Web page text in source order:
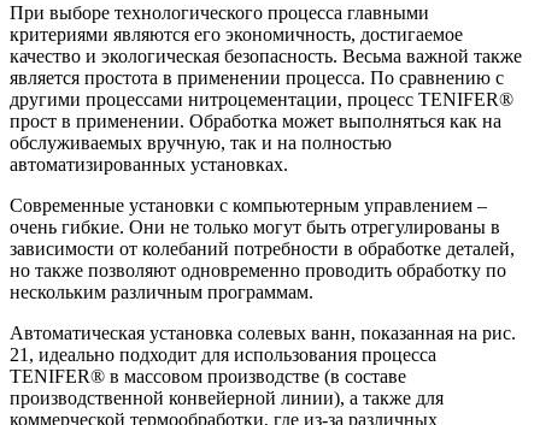
При выборе технологического процесса главными
критериями являются его экономичность, достигаемое
качество и экологическая безопасность. Весьма важной также
является простота в применении процесса. По сравнению с
другими процессами нитроцементации, процесс TENIFER®
прост в применении. Обработка может выполняться как на
обслуживаемых вручную, так и на полностью
автоматизированных установках.
Современные установки с компьютерным управлением –
очень гибкие. Они не только могут быть отрегулированы в
зависимости от колебаний потребности в обработке деталей,
но также позволяют одновременно проводить обработку по
нескольким различным программам.
Автоматическая установка солевых ванн, показанная на рис.
21, идеально подходит для использования процесса
TENIFER® в массовом производстве (в составе
производственной конвейерной линии), а также для
коммерческой термообработки, где из-за различных